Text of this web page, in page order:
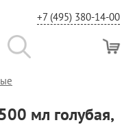
+7 (495) 380-14-00
мл голубая,